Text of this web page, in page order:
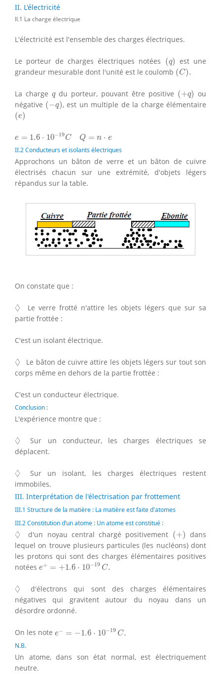
II. L'électricité
II.1 La charge électrique
L'électricité est l'ensemble des charges électriques.
Le porteur de charges électriques notées (q)
(q ) est une
grandeur mesurable dont l'unité est le coulomb (C).
(C).
La charge q
qdu porteur, pouvant être positive (+q)
(+ ) ou
négative (−q)
(−q) , est un multiple de la charge élémentaire
(e)
(e)
e = 1.6 ⋅ 10−19C Q = n ⋅ e
1.6⋅ 10−19CQ n
II.2 Conducteurs et isolants électriques
Approchons un bâton de verre et un bâton de cuivre
électrisés chacun sur une extrémité, d'objets légers
répandus sur la table.
On constate que :
◊
◊
Le verre frotté n'attire les objets légers que sur sa
partie frottée :
C'est un isolant électrique.
◊
◊
Le bâton de cuivre attire les objets légers sur tout son
corps même en dehors de la partie frottée :
C'est un conducteur électrique.
Conclusion :
L'expérience montre que :
◊
◊
Sur un conducteur, les charges électriques se
déplacent.
◊
◊
Sur un isolant, les charges électriques restent
immobiles.
III. Interprétation de l'électrisation par frottement
III.1 Structure de la matière : La matière est faite d'atomes
III.2 Constitution d’un atome : Un atome est constitué :
◊
◊ d'un noyau central chargé positivement (+)
(+
dans
lequel on trouve plusieurs particules (les nucléons) dont
les protons qui sont des charges élémentaires positives
notées e+ = +1.6 ⋅ 10−19 C.
e+= +1.6⋅10−19C.
◊
◊
d'électrons qui sont des charges élémentaires
négatives qui gravitent autour du noyau dans un
désordre ordonné.
On les note e− = −1.6 ⋅ 10−19 C.
1.6 ⋅10 −19C .
N.B.
Un atome, dans son état normal, est électriquement
neutre.